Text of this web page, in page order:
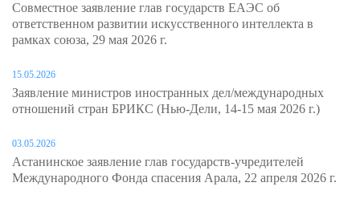
Совместное заявление глав государств ЕАЭС об
ответственном развитии искусственного интеллекта в
рамках союза, 29 мая 2026 г.
15.05.2026
Заявление министров иностранных дел/международных
отношений стран БРИКС (Нью-Дели, 14-15 мая 2026 г.)
03.05.2026
Астанинское заявление глав государств-учредителей
Международного Фонда спасения Арала, 22 апреля 2026 г.